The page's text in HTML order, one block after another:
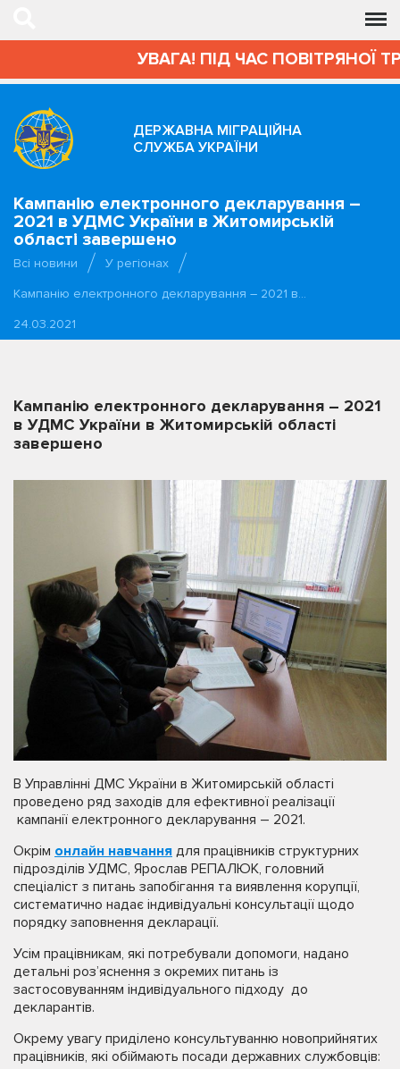
УВАГА! ПІД ЧАС ПОВІТРЯНОЇ
ДЕРЖАВНА МІГРАЦІЙНА
СЛУЖБА УКРАЇНИ
Кампанію електронного декларування –
2021 в УДМС України в Житомирській
області завершено
Всі новини
У регіонах
Кампанію електронного декларування – 2021 в…
24.03.2021
Кампанію електронного декларування – 2021
в УДМС України в Житомирській області
завершено
В Управлінні ДМС України в Житомирській області
проведено ряд заходів для ефективної реалізації
кампанії електронного декларування – 2021.
Окрім онлайн навчання для працівників структурних
підрозділів УДМС, Ярослав РЕПАЛЮК, головний
спеціаліст з питань запобігання та виявлення корупції,
систематично надає індивідуальні консультації щодо
порядку заповнення декларації.
Усім працівникам, які потребували допомоги, надано
детальні роз’яснення з окремих питань із
застосовуванням індивідуального підходу до
декларантів.
Окрему увагу приділено консультуванню новоприйнятих
працівників, які обіймають посади державних службовців: